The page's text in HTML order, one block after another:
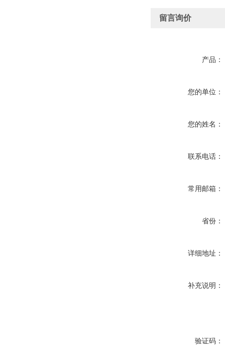
留言询价
产品：
您的单位：
您的姓名：
联系电话：
常用邮箱：
省份：
详细地址：
补充说明：
验证码：